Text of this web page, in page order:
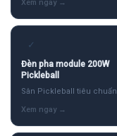
✓
Đèn pha module 200W
Pickleball
Sân Pickleball tiêu chuẩn